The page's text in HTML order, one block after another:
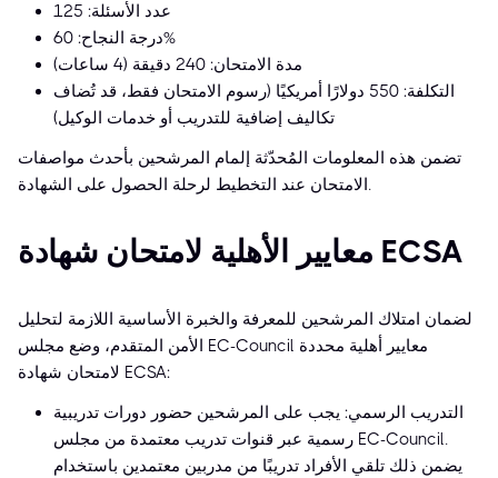
عدد الأسئلة: 125
درجة النجاح: 60%
مدة الامتحان: 240 دقيقة (4 ساعات)
التكلفة: 550 دولارًا أمريكيًا (رسوم الامتحان فقط، قد تُضاف
تكاليف إضافية للتدريب أو خدمات الوكيل)
تضمن هذه المعلومات المُحدّثة إلمام المرشحين بأحدث مواصفات
الامتحان عند التخطيط لرحلة الحصول على الشهادة.
معايير الأهلية لامتحان شهادة ECSA
لضمان امتلاك المرشحين للمعرفة والخبرة الأساسية اللازمة لتحليل
الأمن المتقدم، وضع مجلس EC-Council معايير أهلية محددة
لامتحان شهادة ECSA:
التدريب الرسمي: يجب على المرشحين حضور دورات تدريبية
رسمية عبر قنوات تدريب معتمدة من مجلس EC-Council.
يضمن ذلك تلقي الأفراد تدريبًا من مدربين معتمدين باستخدام